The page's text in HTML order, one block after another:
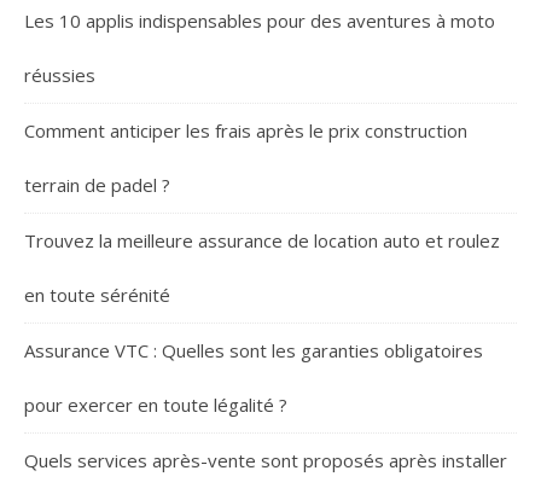
Les 10 applis indispensables pour des aventures à moto
réussies
Comment anticiper les frais après le prix construction
terrain de padel ?
Trouvez la meilleure assurance de location auto et roulez
en toute sérénité
Assurance VTC : Quelles sont les garanties obligatoires
pour exercer en toute légalité ?
Quels services après-vente sont proposés après installer